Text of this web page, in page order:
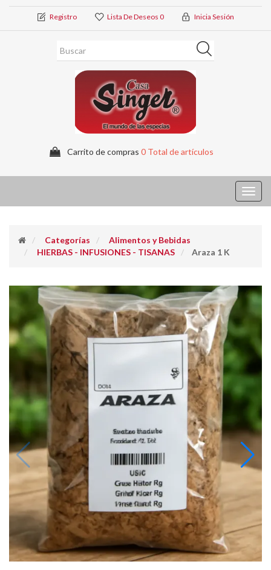
Registro Lista De Deseos 0 Inicia Sesión
Carrito de compras 0 Total de artículos
Categorías
Alimentos y Bebidas
HIERBAS - INFUSIONES - TISANAS
Araza 1 K